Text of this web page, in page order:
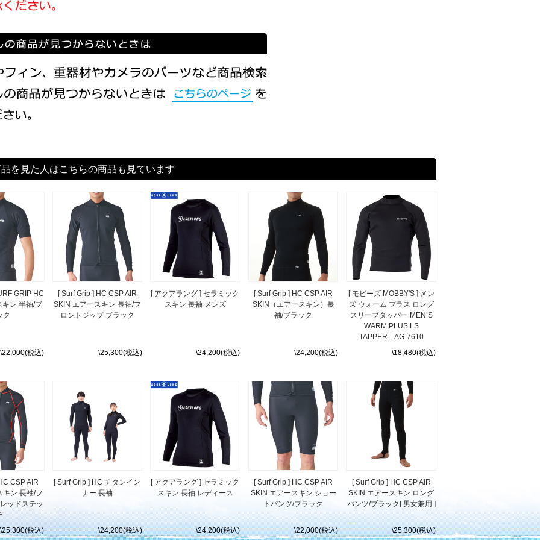
を見た人はこちらの商品も見ています
GRIP HC
ン 半袖/ブ
ク
\22,000(税込)
[ Surf Grip ] HC CSP AIR
SKIN エアースキン 長袖/フ
ロントジップ ブラック
\25,300(税込)
[ アクアラング ] セラミック
スキン 長袖 メンズ
\24,200(税込)
[ Surf Grip ] HC CSP AIR
SKIN（エアースキン）長
袖/ブラック
\24,200(税込)
[ モビーズ MOBBY'S ] メン
ズ ウォーム プラス ロング
スリーブタッパー MEN’S
WARM PLUS LS
TAPPER AG-7610
\18,480(税込)
CSP AIR
キン 長袖/フ
ッドステッ
\25,300(税込)
[ Surf Grip ] HC チタンイン
ナー 長袖
\24,200(税込)
[ アクアラング ] セラミック
スキン 長袖 レディース
\24,200(税込)
[ Surf Grip ] HC CSP AIR
SKIN エアースキン ショー
トパンツ/ブラック
\22,000(税込)
[ Surf Grip ] HC CSP AIR
SKIN エアースキン ロング
パンツ/ブラック[ 男女兼用 ]
\25,300(税込)